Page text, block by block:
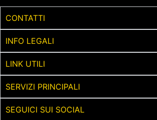
CONTATTI
INFO LEGALI
LINK UTILI
SERVIZI PRINCIPALI
SEGUICI SUI SOCIAL